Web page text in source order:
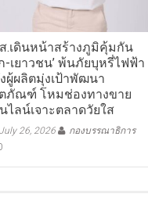
.เดินหน้าสร้างภูมิคุ้มกัน
ก-เยาวชน’ พ้นภัยบุหรี่ไฟฟ้า
ผู้ผลิตมุ่งเป้าพัฒนา
ภัณฑ์ โหมช่องทางขาย
ไลน์เจาะตลาดวัยใส
July 26, 2026
กองบรรณาธิการ